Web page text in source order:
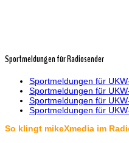
Sportmeldungen für Radiosender
Sportmeldungen für
Sportmeldungen für
Sportmeldungen für
Sportmeldungen für
So klingt mikeXmedia im